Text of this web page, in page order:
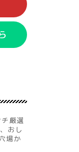
厳選
おし
場か